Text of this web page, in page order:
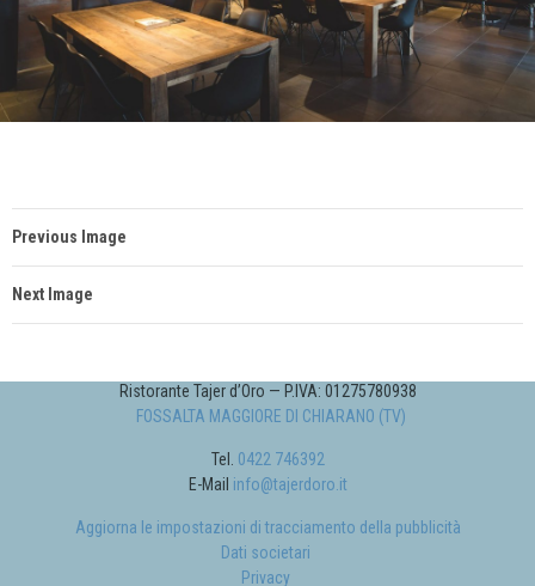
Previous Image
Next Image
Ristorante Tajer d’Oro — P.IVA: 01275780938
FOSSALTA MAGGIORE DI CHIARANO (TV)
Tel. 0422 746392
E-Mail info@tajerdoro.it
Aggiorna le impostazioni di tracciamento della pubblicità
Dati societari
Privacy